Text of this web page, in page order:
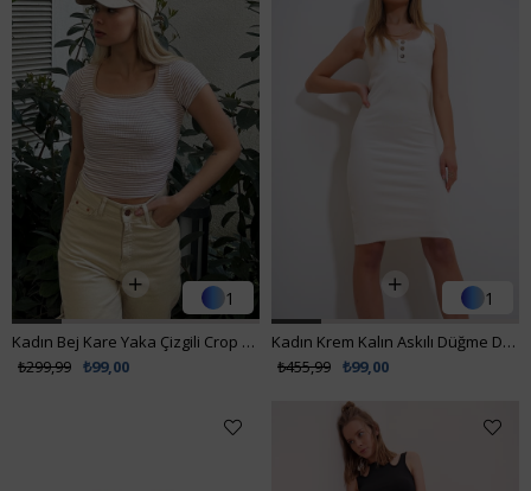
1
Kadın Bej Kare Yaka Çizgili Crop Bluz ALC-X11550
₺99,00
₺299,99
1
Kadın Krem Kalın Askılı Düğme Detaylı Basic Elbise ALC-X12351
₺99,00
₺455,99